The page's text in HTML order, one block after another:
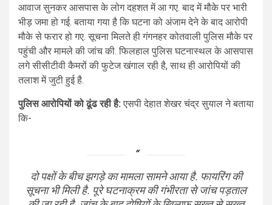
आवाज सुनकर आसपास के लोग दहशत में आ गए. बाद में मौके पर भारी
भीड़ जमा हो गई. बताया गया है कि घटना को अंजाम देने के बाद आरोपी
मौके से फरार हो गए. सूचना मिलते ही गंगनहर कोतवाली पुलिस मौके पर
पहुंची और मामले की जांच की. फिलहाल पुलिस घटनास्थल के आसपास
लगे सीसीटीवी कैमरों की फुटेज खंगाल रही है, साथ ही आरोपियों की
तलाश में जुटी हुई है.
पुलिस आरोपियों को ढूंढ रही है: एसपी देहात शेखर चंद्र सुयाल ने बताया
कि-
दो पक्षों के बीच झगड़े का मामला सामने आया है. फायरिंग की
सूचना भी मिली है. पूरे घटनाक्रम की गंभीरता से जांच पड़ताल